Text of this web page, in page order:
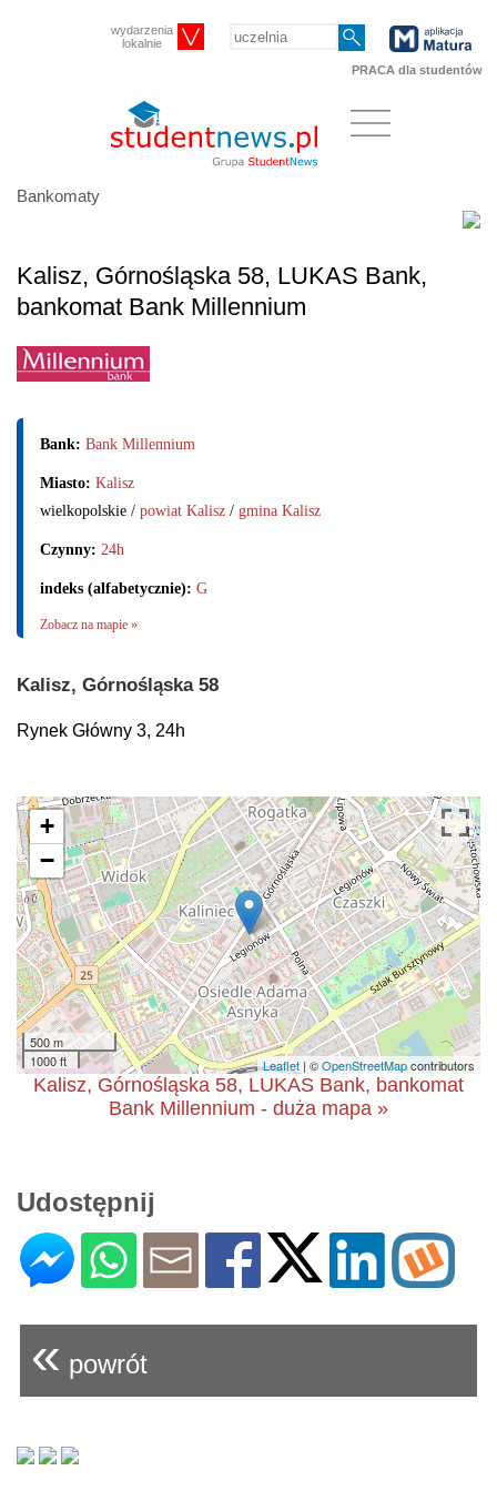
wydarzenia
lokalnie
PRACA dla studentów
Bankomaty
Kalisz, Górnośląska 58, LUKAS Bank,
bankomat Bank Millennium
Bank: Bank Millennium
Miasto: Kalisz
wielkopolskie / powiat Kalisz / gmina Kalisz
Czynny: 24h
indeks (alfabetycznie): G
Zobacz na mapie »
Kalisz, Górnośląska 58
Rynek Główny 3, 24h
+
−
500 m
1000 ft
Leaflet | ©OpenStreetMapcontributors
Kalisz, Górnośląska 58, LUKAS Bank, bankomat
Bank Millennium - duża mapa »
Udostępnij
« powrót